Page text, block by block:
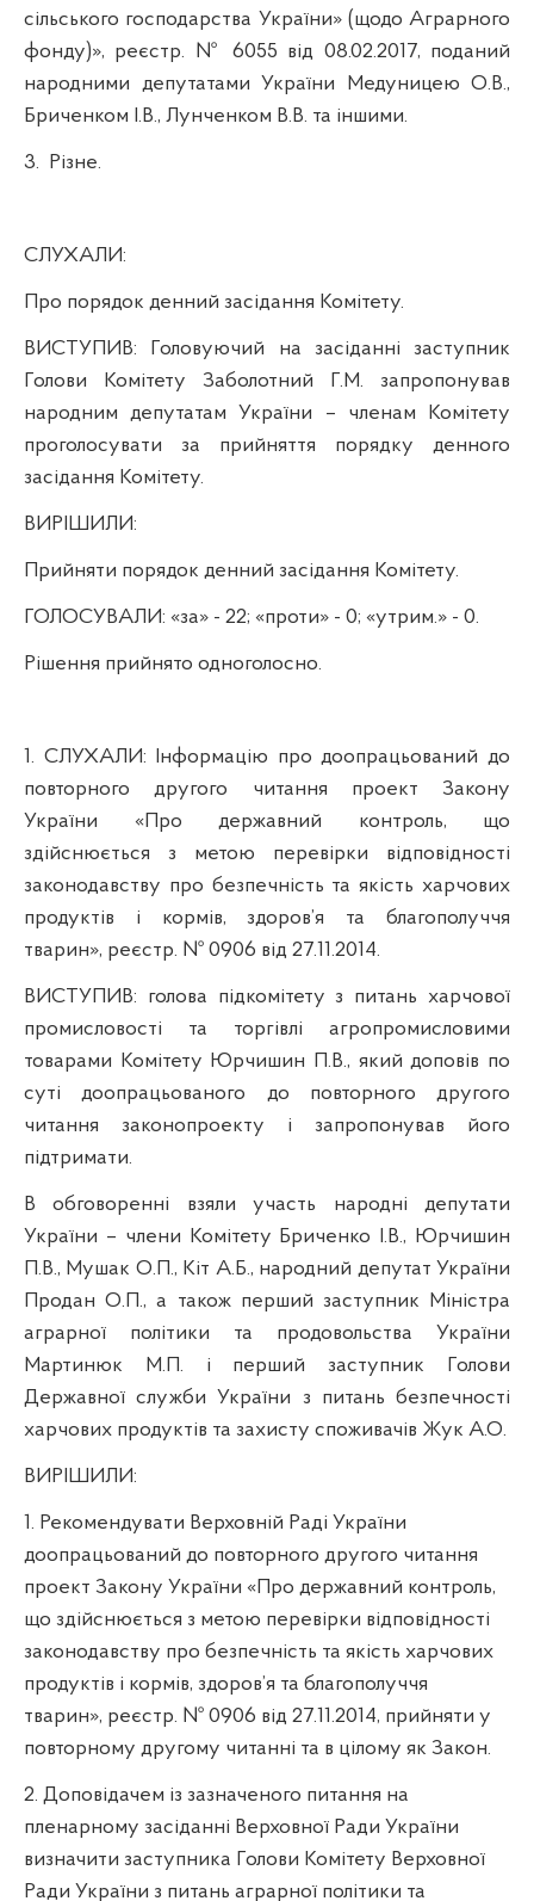
сільського господарства України» (щодо Аграрного
фонду)», реєстр. № 6055 від 08.02.2017, поданий
народними депутатами України Медуницею О.В.,
Бриченком І.В., Лунченком В.В. та іншими.
3. Різне.
СЛУХАЛИ:
Про порядок денний засідання Комітету.
ВИСТУПИВ: Головуючий на засіданні заступник
Голови Комітету Заболотний Г.М. запропонував
народним депутатам України – членам Комітету
проголосувати за прийняття порядку денного
засідання Комітету.
ВИРІШИЛИ:
Прийняти порядок денний засідання Комітету.
ГОЛОСУВАЛИ: «за» - 22; «проти» - 0; «утрим.» - 0.
Рішення прийнято одноголосно.
1. СЛУХАЛИ:
Інформацію про доопрацьований до
повторного другого читання проект Закону
України «Про державний контроль, що
здійснюється з метою перевірки відповідності
законодавству про безпечність та якість харчових
продуктів і кормів, здоров’я та благополуччя
тварин», реєстр. № 0906 від 27.11.2014.
ВИСТУПИВ: голова підкомітету з питань харчової
промисловості та торгівлі агропромисловими
товарами Комітету Юрчишин П.В., який доповів по
суті доопрацьованого до повторного другого
читання законопроекту і запропонував його
підтримати.
В обговоренні взяли участь народні депутати
України – члени Комітету Бриченко І.В., Юрчишин
П.В., Мушак О.П., Кіт А.Б., народний депутат України
Продан О.П., а також перший заступник Міністра
аграрної політики та продовольства України
Мартинюк М.П. і перший заступник Голови
Державної служби України з питань безпечності
харчових продуктів та захисту споживачів Жук А.О.
ВИРІШИЛИ:
1. Рекомендувати Верховній Раді України
доопрацьований до повторного другого читання
проект Закону України «Про державний контроль,
що здійснюється з метою перевірки відповідності
законодавству про безпечність та якість харчових
продуктів і кормів, здоров’я та благополуччя
тварин», реєстр. № 0906 від 27.11.2014, прийняти у
повторному другому читанні та в цілому як Закон.
2. Доповідачем із зазначеного питання на
пленарному засіданні Верховної Ради України
визначити заступника Голови Комітету Верховної
Ради України з питань аграрної політики та